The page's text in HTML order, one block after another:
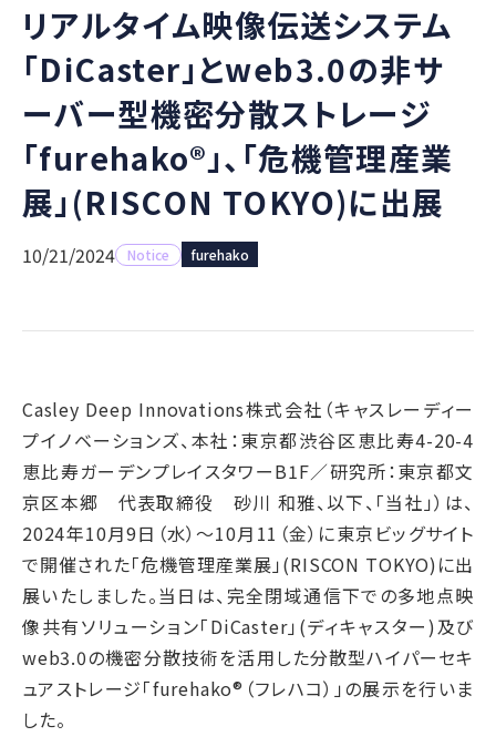
リアルタイム映像伝送システム
「DiCaster」とweb3.0の非サ
ーバー型機密分散ストレージ
「furehako®」、「危機管理産業
展」(RISCON TOKYO)に出展
10/21/2024 Notice furehako
Casley Deep Innovations株式会社（キャスレーディー
プイノベーションズ、本社：東京都渋谷区恵比寿4-20-4
恵比寿ガーデンプレイスタワーB1F／研究所：東京都文
京区本郷 代表取締役 砂川 和雅、以下、「当社」）は、
2024年10月9日（水）～10月11（金）に東京ビッグサイト
で開催された「危機管理産業展」(RISCON TOKYO)に出
展いたしました。当日は、完全閉域通信下での多地点映
像共有ソリューション「DiCaster」(ディキャスター)及び
web3.0の機密分散技術を活用した分散型ハイパーセキ
ュアストレージ「furehako®（フレハコ）」の展示を行いま
した。